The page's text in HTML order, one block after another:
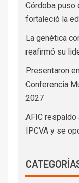
Córdoba puso
fortaleció la
La genética
reafirmó su
Presentaron
Conferencia
2027
AFIC
IPCVA y se